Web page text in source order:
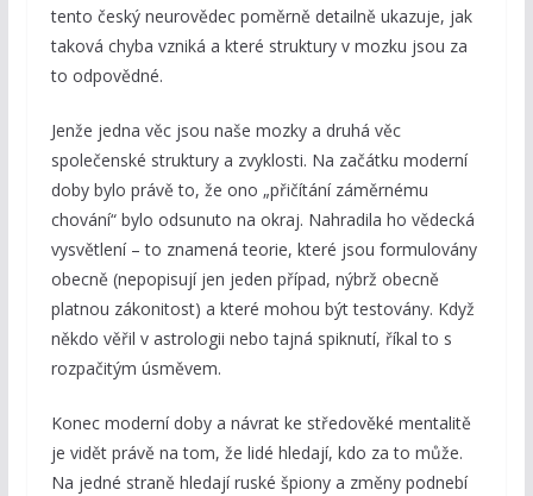
tento český neurovědec poměrně detailně ukazuje, jak
taková chyba vzniká a které struktury v mozku jsou za
to odpovědné.
Jenže jedna věc jsou naše mozky a druhá věc
společenské struktury a zvyklosti. Na začátku moderní
doby bylo právě to, že ono „přičítání záměrnému
chování“ bylo odsunuto na okraj. Nahradila ho vědecká
vysvětlení – to znamená teorie, které jsou formulovány
obecně (nepopisují jen jeden případ, nýbrž obecně
platnou zákonitost) a které mohou být testovány. Když
někdo věřil v astrologii nebo tajná spiknutí, říkal to s
rozpačitým úsměvem.
Konec moderní doby a návrat ke středověké mentalitě
je vidět právě na tom, že lidé hledají, kdo za to může.
Na jedné straně hledají ruské špiony a změny podnebí